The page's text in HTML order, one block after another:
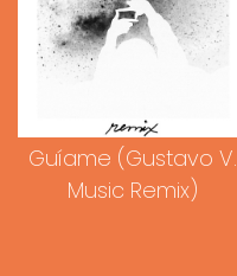
Guíame (Gustavo V.
Music Remix)